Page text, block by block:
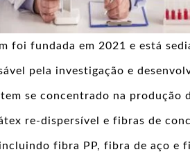
foi fundada em 2021 e está
pela investigação e
se concentrado na produção
re-dispersível e fibras de
fibra PP, fibra de aço e